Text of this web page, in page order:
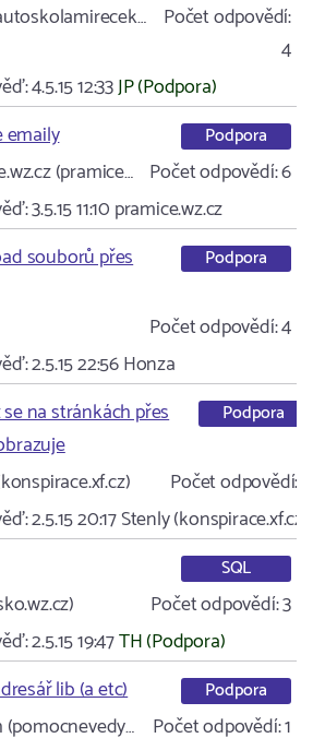
Počet odpovědí:
4
4.5.15 12:33JP (Podpora)
emaily
Podpora
(pramice… Počet odpovědí:6
3.5.15 11:10 pramice.wz.cz
souborů přes
Podpora
Počet odpovědí:4
2.5.15 22:56Honza
na stránkách přes
Podpora
Počet odpovědí:
2.5.15 20:17Stenly (konspirace.xf.cz)
SQL
Počet odpovědí:3
2.5.15 19:47TH (Podpora)
lib (a etc)
Podpora
Počet odpovědí:1